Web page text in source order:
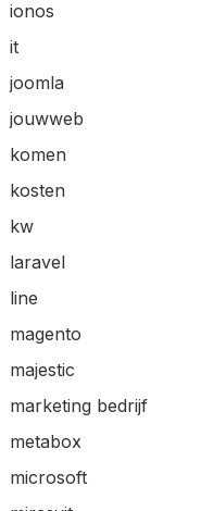
ionos
it
joomla
jouwweb
komen
kosten
kw
laravel
line
magento
majestic
marketing bedrijf
metabox
microsoft